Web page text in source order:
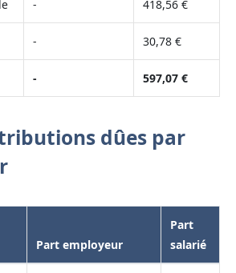
- 418,56 €
- 30,78 €
- 597,07 €
dûes par
Part employeur
Part
salarié